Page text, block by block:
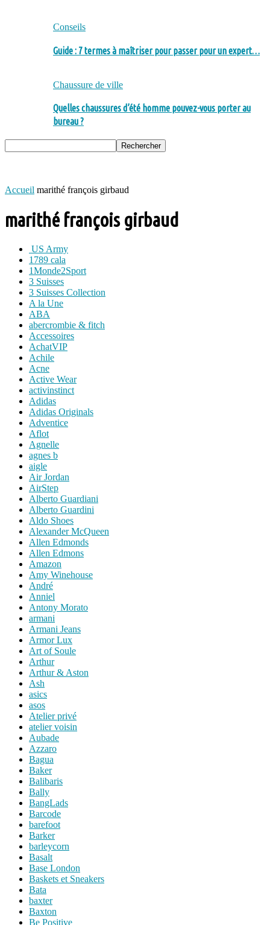
Conseils
Guide : 7 termes à maîtriser pour passer pour un expert…
Chaussure de ville
Quelles chaussures d’été homme pouvez-vous porter au
bureau ?
Accueil marithé françois girbaud
marithé françois girbaud
US Army
1789 cala
1Monde2Sport
3 Suisses
3 Suisses Collection
A la Une
ABA
abercrombie & fitch
Accessoires
AchatVIP
Achile
Acne
Active Wear
activinstinct
Adidas
Adidas Originals
Adventice
Aflot
Agnelle
agnes b
aigle
Air Jordan
AirStep
Alberto Guardiani
Alberto Guardini
Aldo Shoes
Alexander McQueen
Allen Edmonds
Allen Edmons
Amazon
Amy Winehouse
André
Anniel
Antony Morato
armani
Armani Jeans
Armor Lux
Art of Soule
Arthur
Arthur & Aston
Ash
asics
asos
Atelier privé
atelier voisin
Aubade
Azzaro
Bagua
Baker
Balibaris
Bally
BangLads
Barcode
barefoot
Barker
barleycorn
Basalt
Base London
Baskets et Sneakers
Bata
baxter
Baxton
Be Positive